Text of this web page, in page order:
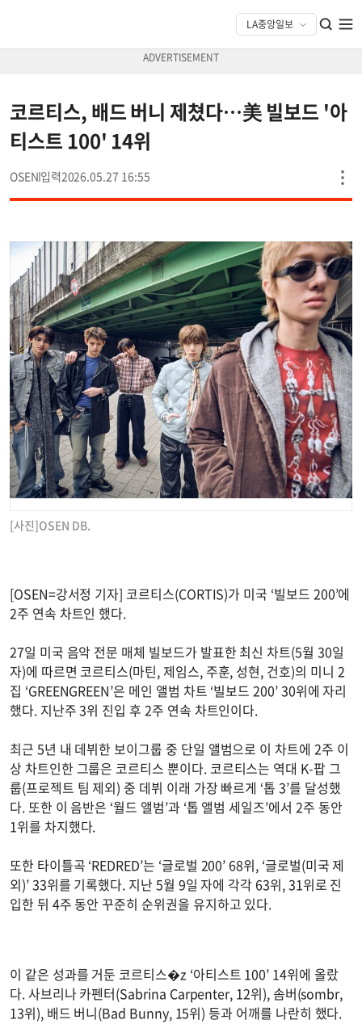
코르티스, 배드 버니 제쳤다…美 빌보드 '아
티스트 100' 14위
OSEN 2026.05.27 16:55
[사진]OSEN DB.
[OSEN=강서정 기자] 코르티스(CORTIS)가 미국 ‘빌보드 200’에
2주 연속 차트인 했다.
27일 미국 음악 전문 매체 빌보드가 발표한 최신 차트(5월 30일
자)에 따르면 코르티스(마틴, 제임스, 주훈, 성현, 건호)의 미니 2
집 ‘GREENGREEN’은 메인 앨범 차트 ‘빌보드 200’ 30위에 자리
했다. 지난주 3위 진입 후 2주 연속 차트인이다.
최근 5년 내 데뷔한 보이그룹 중 단일 앨범으로 이 차트에 2주 이
상 차트인한 그룹은 코르티스 뿐이다. 코르티스는 역대 K-팝 그
룹(프로젝트 팀 제외) 중 데뷔 이래 가장 빠르게 ‘톱 3’를 달성했
다. 또한 이 음반은 ‘월드 앨범’과 ‘톱 앨범 세일즈’에서 2주 동안
1위를 차지했다.
또한 타이틀곡 ‘REDRED’는 ‘글로벌 200’ 68위, ‘글로벌(미국 제
외)’ 33위를 기록했다. 지난 5월 9일 자에 각각 63위, 31위로 진
입한 뒤 4주 동안 꾸준히 순위권을 유지하고 있다.
이 같은 성과를 거둔 코르티스�z ‘아티스트 100’ 14위에 올랐
다. 사브리나 카펜터(Sabrina Carpenter, 12위), 솜버(sombr,
13위), 배드 버니(Bad Bunny, 15위) 등과 어깨를 나란히 했다.